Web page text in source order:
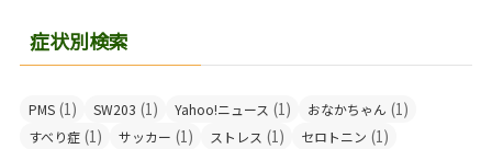
症状別検索
PMS (1) SW203 (1) Yahoo!ニュース (1) おなかちゃん (1)
すべり症 (1) サッカー (1) ストレス (1) セロトニン (1)